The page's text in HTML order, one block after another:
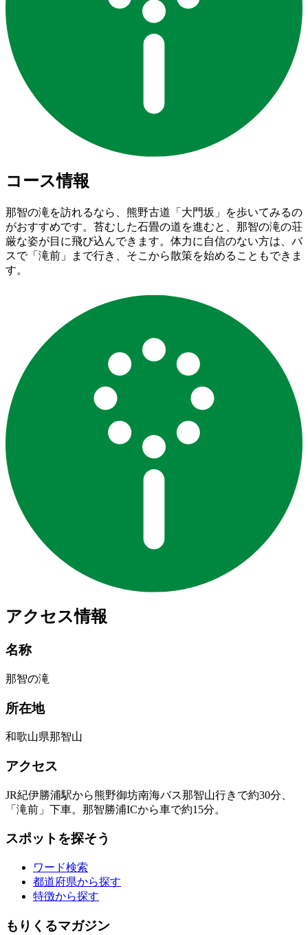
コース情報
那智の滝を訪れるなら、熊野古道「大門坂」を歩いてみるの
がおすすめです。苔むした石畳の道を進むと、那智の滝の荘
厳な姿が目に飛び込んできます。体力に自信のない方は、バ
スで「滝前」まで行き、そこから散策を始めることもできま
す。
アクセス情報
名称
那智の滝
所在地
和歌山県那智山
アクセス
JR紀伊勝浦駅から熊野御坊南海バス那智山行きで約30分、
「滝前」下車。那智勝浦ICから車で約15分。
スポットを探そう
ワード検索
都道府県から探す
特徴から探す
もりくるマガジン